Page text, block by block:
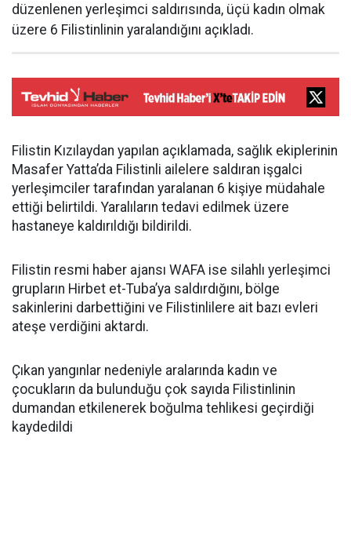
düzenlenen yerleşimci saldırısında, üçü kadın olmak
üzere 6 Filistinlinin yaralandığını açıkladı.
Filistin Kızılaydan yapılan açıklamada, sağlık ekiplerinin
Masafer Yatta’da Filistinli ailelere saldıran işgalci
yerleşimciler tarafından yaralanan 6 kişiye müdahale
ettiği belirtildi. Yaralıların tedavi edilmek üzere
hastaneye kaldırıldığı bildirildi.
Filistin resmi haber ajansı WAFA ise silahlı yerleşimci
grupların Hirbet et-Tuba’ya saldırdığını, bölge
sakinlerini darbettiğini ve Filistinlilere ait bazı evleri
ateşe verdiğini aktardı.
Çıkan yangınlar nedeniyle aralarında kadın ve
çocukların da bulunduğu çok sayıda Filistinlinin
dumandan etkilenerek boğulma tehlikesi geçirdiği
kaydedildi